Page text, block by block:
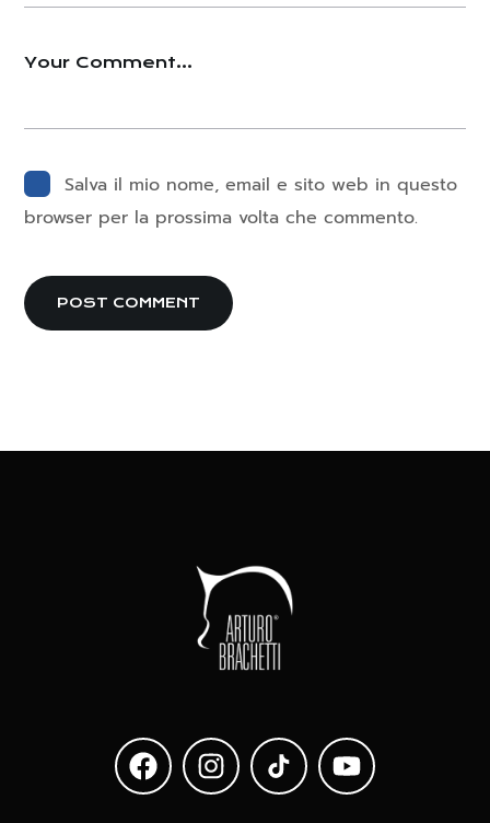
Salva il mio nome, email e sito web in questo
browser per la prossima volta che commento.